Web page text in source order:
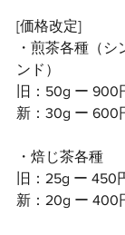
[価格改定]
・煎茶各種（
ンド）
旧：50g ー 900
新：30g ー 600
・焙じ茶各種
旧：25g ー 450
新：20g ー 400